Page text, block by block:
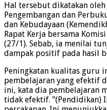
Hal tersebut dikatakan
Pengembangan dan
dan Kebudayaan
Rapat Kerja bersama
(27/1). Sebab, ia menilai
dampak positif pada hasil
Peningkatan kualitas guru
pembelajaran yang efektif
ini, kata dia pembelajaran
tidak efektif.